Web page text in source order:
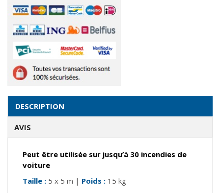
DESCRIPTION
AVIS
Peut être utilisée sur jusqu’à 30 incendies de
voiture
Taille : 5 x 5 m | Poids : 15 kg